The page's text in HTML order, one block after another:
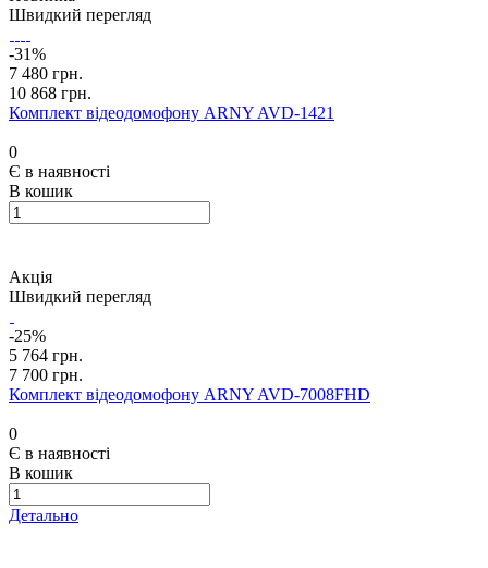
Швидкий перегляд
-31%
7 480 грн.
10 868 грн.
Комплект відеодомофону ARNY AVD-1421
0
Є в наявності
В кошик
Акція
Швидкий перегляд
-25%
5 764 грн.
7 700 грн.
Комплект відеодомофону ARNY AVD-7008FHD
0
Є в наявності
В кошик
Детально